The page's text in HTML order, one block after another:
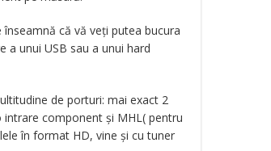
că vă veți putea bucura
a unui USB sau a unui hard
de porturi: mai exact 2
component și MHL( pentru
în format HD, vine și cu tuner